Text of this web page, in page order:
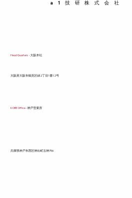
供します。 支持間隔が
a1技研株式会社
Head Quarters- 大阪本社
​大阪府大阪市鶴見区緑2丁目1番12号
KOBE Office- 神戸営業所
兵庫県神戸市西区神出町古神756